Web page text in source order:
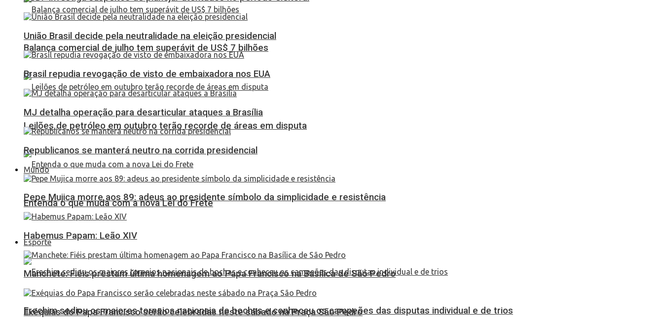
Balança comercial de julho tem superávit de US$ 7 bilhões
Leilões de petróleo em outubro terão recorde de áreas em disputa
Entenda o que muda com a nova Lei do Frete
Esporte
Erechim sediou os maiores torneios nacionais de bochas e conheceu os campeões das disputas individual e de trios
União Brasil decide pela neutralidade na eleição presidencial
Brasil repudia revogação de visto de embaixadora nos EUA
MJ detalha operação para desarticular ataques a Brasília
Republicanos se manterá neutro na corrida presidencial
Mundo
Pepe Mujica morre aos 89: adeus ao presidente símbolo da simplicidade e resistência
Habemus Papam: Leão XIV
Manchete: Fiéis prestam última homenagem ao Papa Francisco na Basílica de São Pedro
Exéquias do Papa Francisco serão celebradas neste sábado na Praça São Pedro